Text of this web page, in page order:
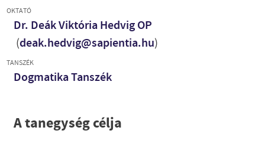
OKTATÓ
Dr. Deák Viktória Hedvig OP
(deak.hedvig@sapientia.hu)
TANSZÉK
Dogmatika Tanszék
A tanegység célja